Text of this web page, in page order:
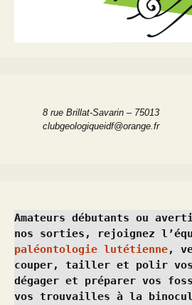
8 rue Brillat-Savarin – 75013
clubgeologiqueidf@orange.fr
Amateurs débutants ou
paléontologie lutétienne,
couper, tailler et polir vos
dégager et préparer vos
vos trouvailles à la